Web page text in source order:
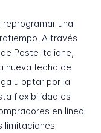
una
A través
Poste Italiane,
nueva fecha de
u optar por la
flexibilidad es
en línea
limitaciones